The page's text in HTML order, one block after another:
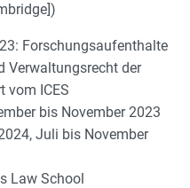
Forschungsaufenthalte
Verwaltungsrecht der
vom ICES
bis November 2023
Juli bis November
Law School